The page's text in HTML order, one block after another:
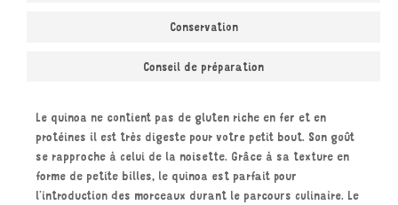
Conservation
Conseil de préparation
Le quinoa ne contient pas de gluten riche en fer et en
protéines il est très digeste pour votre petit bout. Son goût
se rapproche à celui de la noisette. Grâce à sa texture en
forme de petite billes, le quinoa est parfait pour
l’introduction des morceaux durant le parcours culinaire. Le